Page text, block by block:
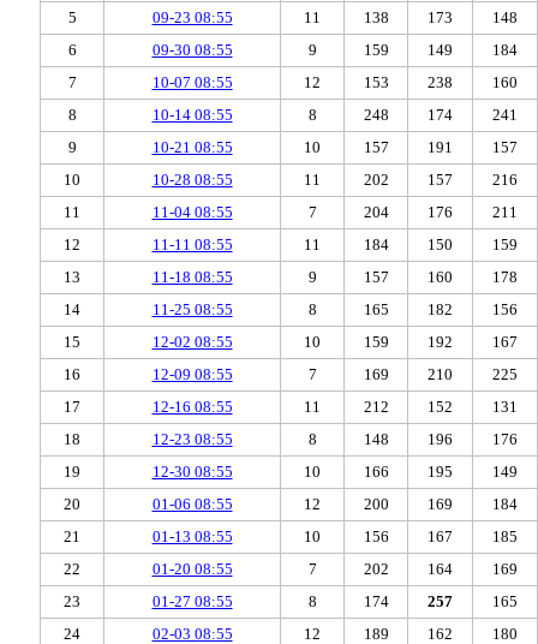
5
09-23 08:55 11 138 173
148
6
09-30 08:55 9 159 149
184
7
10-07 08:55 12 153 238
160
8
10-14 08:55 8 248 174
241
9
10-21 08:55 10 157 191
157
10
10-28 08:55 11 202 157
216
11
11-04 08:55 7 204 176
211
12
11-11 08:55 11 184 150
159
13
11-18 08:55 9 157 160
178
14
11-25 08:55 8 165 182
156
15
12-02 08:55 10 159 192
167
16
12-09 08:55 7 169 210
225
17
12-16 08:55 11 212 152
131
18
12-23 08:55 8 148 196
176
19
12-30 08:55 10 166 195
149
20
01-06 08:55 12 200 169
184
21
01-13 08:55 10 156 167
185
22
01-20 08:55 7 202 164
169
23
01-27 08:55 8 174 257
165
24
02-03 08:55 12 189 162
180